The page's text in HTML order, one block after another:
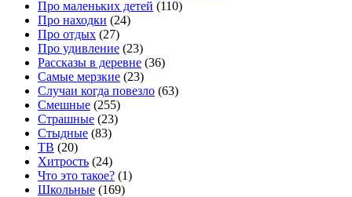
Про маленьких детей (110)
Про находки (24)
Про отдых (27)
Про удивление (23)
Рассказы в деревне (36)
Самые мерзкие (23)
Случаи когда повезло (63)
Смешные (255)
Страшные (23)
Стыдные (83)
ТВ (20)
Хитрость (24)
Что это такое? (1)
Школьные (169)